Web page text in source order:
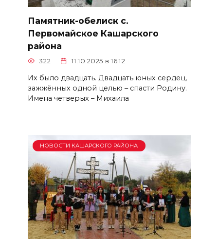
Памятник-обелиск с.
Первомайское Кашарского
района
322 11.10.2025 в 16:12
Их было двадцать. Двадцать юных сердец,
зажжённых одной целью – спасти Родину.
Имена четверых – Михаила
НОВОСТИ КАШАРСКОГО РАЙОНА